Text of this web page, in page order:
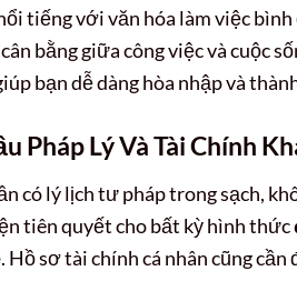
tiếng với văn hóa làm việc
bằng giữa công việc và cuộc
bạn dễ dàng hòa nhập và
Pháp Lý Và Tài Chính
có lý lịch tư pháp trong sạch,
tiên quyết cho bất kỳ hình thức
. Hồ sơ tài chính cá nhân cũng